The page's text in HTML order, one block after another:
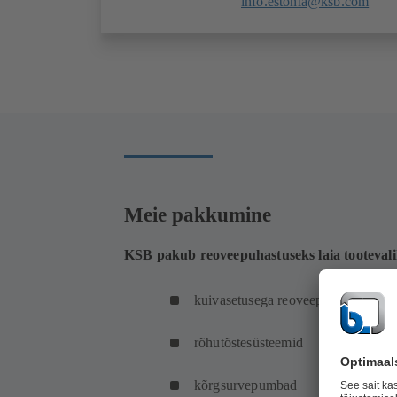
Meie pakkumine
KSB pakub reoveepuhastuseks laia
kuivasetusega reoveepumbad
rõhutõstesüsteemid
kõrgsurvepumbad